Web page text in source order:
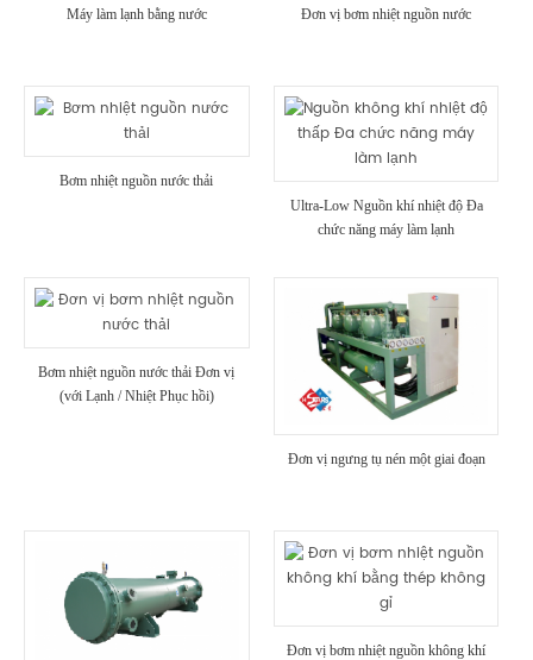
Máy làm lạnh bằng nước Đơn vị bơm nhiệt nguồn nước
Bơm nhiệt nguồn nước thải
Ultra-Low Nguồn khí nhiệt độ Đa
chức năng máy làm lạnh
Bơm nhiệt nguồn nước thải Đơn vị
(với Lạnh / Nhiệt Phục hồi)
Đơn vị ngưng tụ nén một giai đoạn
Đơn vị bơm nhiệt nguồn không khí